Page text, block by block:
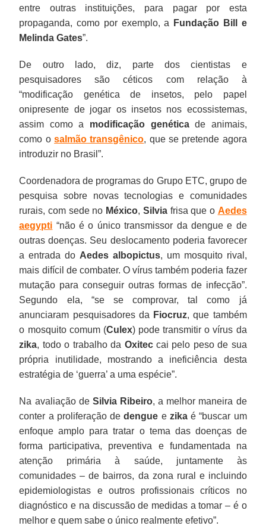
entre outras instituições, para pagar por esta
propaganda, como por exemplo, a
Fundação Bill e
Melinda Gates”.
De outro lado, diz, parte dos cientistas e
pesquisadores são céticos com relação à
“modificação genética de insetos, pelo papel
onipresente de jogar os insetos nos ecossistemas,
assim como a modificação genéticade animais,
como osalmão transgênico, que se pretende agora
introduzir no Brasil”.
Coordenadora de programas do Grupo ETC, grupo de
pesquisa sobre novas tecnologias e comunidades
rurais, com sede no México, Silviafrisa que o Aedes
aegypti “não é o único transmissor da dengue e de
outras doenças. Seu deslocamento poderia favorecer
a entrada do Aedes albopictus, um mosquito rival,
mais difícil de combater. O vírus também poderia fazer
mutação para conseguir outras formas de infecção”.
Segundo ela, “se se comprovar, tal como já
anunciaram pesquisadores da Fiocruz, que também
o mosquito comum (Culex) pode transmitir o vírus da
zika, todo o trabalho da Oxiteccai pelo peso de sua
própria inutilidade, mostrando a ineficiência desta
estratégia de ‘guerra’ a uma espécie”.
Na avaliação de Silvia Ribeiro, a melhor maneira de
conter a proliferação dedengue e zikaé “buscar um
enfoque amplo para tratar o tema das doenças de
forma participativa, preventiva e fundamentada na
atenção primária à saúde, juntamente às
comunidades – de bairros, da zona rural e incluindo
epidemiologistas e outros profissionais críticos no
diagnóstico e na discussão de medidas a tomar – é o
melhor e quem sabe o único realmente efetivo”.